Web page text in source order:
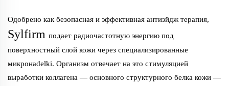
Одобрено как безопасная и эффективная антиэйдж терапия,
Sylfirm подает радиочастотную энергию под
поверхностный слой кожи через специализированные
микронadelki. Организм отвечает на это стимуляцией
выработки коллагена — основного структурного белка кожи —